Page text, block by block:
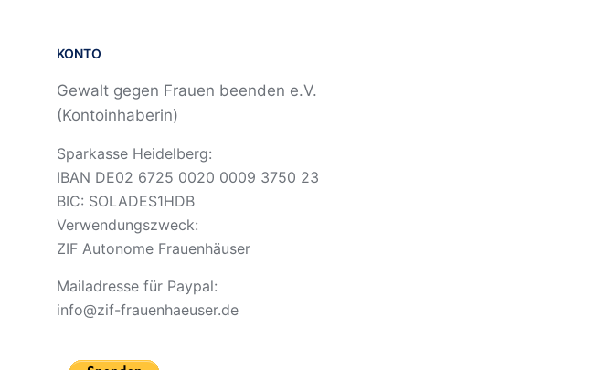
KONTO
Gewalt gegen Frauen beenden e.V.
(Kontoinhaberin)
Sparkasse Heidelberg:
IBAN DE02 6725 0020 0009 3750 23
BIC: SOLADES1HDB
Verwendungszweck:
ZIF Autonome Frauenhäuser
Mailadresse für Paypal:
info@zif-frauenhaeuser.de